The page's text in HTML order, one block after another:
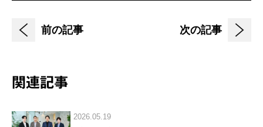
前の記事 次の記事
関連記事
2026.05.19